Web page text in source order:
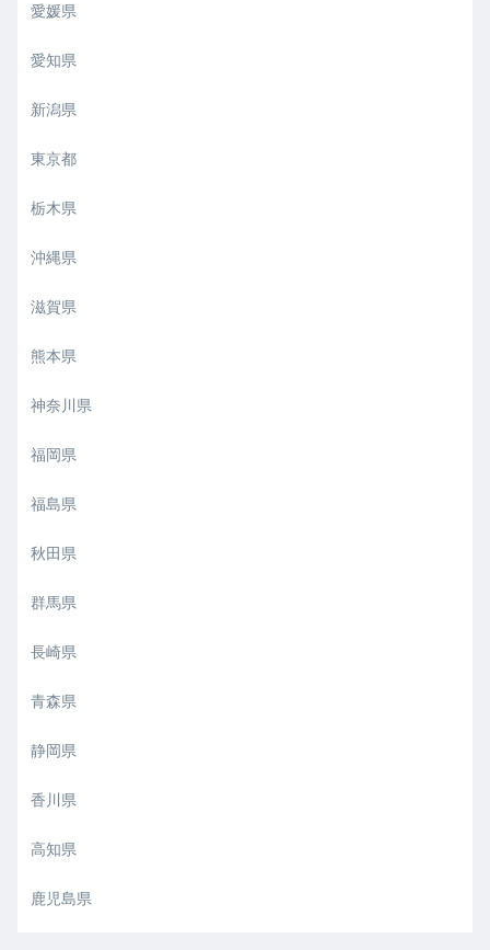
愛媛県
愛知県
新潟県
東京都
栃木県
沖縄県
滋賀県
熊本県
神奈川県
福岡県
福島県
秋田県
群馬県
長崎県
青森県
静岡県
香川県
高知県
鹿児島県